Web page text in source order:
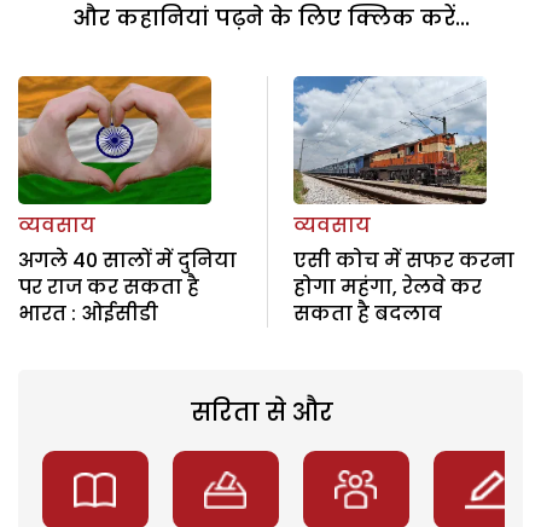
और कहानियां पढ़ने के लिए क्लिक करें...
व्यवसाय
अगले 40 सालों में दुनिया
पर राज कर सकता है
भारत : ओईसीडी
व्यवसाय
एसी कोच में सफर करना
होगा महंगा, रेलवे कर
सकता है बदलाव
सरिता से और